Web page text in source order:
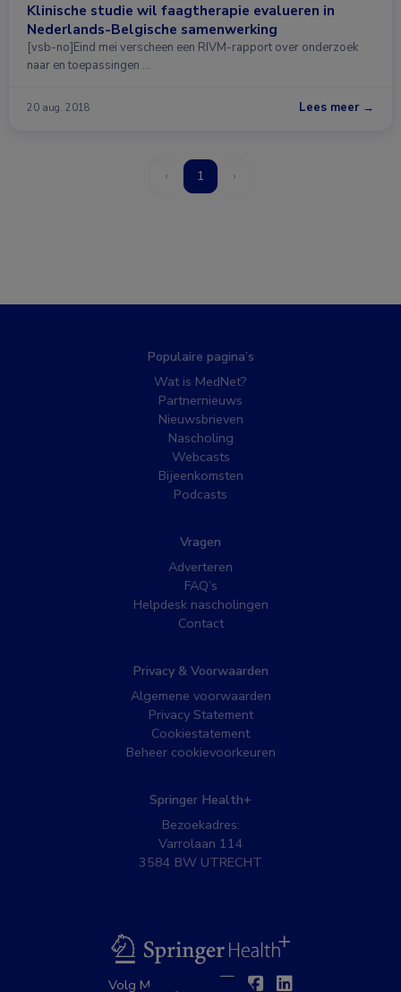
Klinische studie wil faagtherapie evalueren in
Nederlands-Belgische samenwerking
[vsb-no]Eind mei verscheen een RIVM-rapport over onderzoek
naar en toepassingen …
20 aug. 2018 Lees meer →
‹ 1 ›
Populaire pagina’s
Wat is MedNet?
Partnernieuws
Nieuwsbrieven
Nascholing
Webcasts
Bijeenkomsten
Podcasts
Vragen
Adverteren
FAQ’s
Helpdesk nascholingen
Contact
Privacy & Voorwaarden
Algemene voorwaarden
Privacy Statement
Cookiestatement
Beheer cookievoorkeuren
Springer Health+
Bezoekadres:
Varrolaan 114
3584 BW UTRECHT
BSL
Volg MedNet op: TwitterFacebook
Linkedin